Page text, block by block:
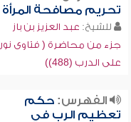
تحريم مصافحة المرأة
للشيخ: عبد العزيز بن باز
جزء من محاضرة ( فتاوى نور
على الدرب (488))
الفهرس:حكم
تعظيم الرب في